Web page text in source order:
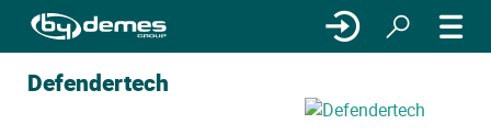
Defendertech